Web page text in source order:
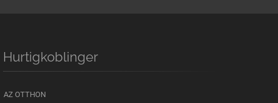
Hurtigkoblinger
AZ OTTHON